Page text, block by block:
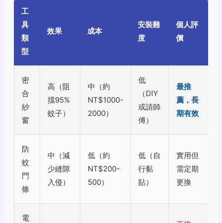
工
具
類
型
效果 成本
安裝難
度
個人評
價
密
合
紗
窗
高（阻
擋95%
蚊子）
中（約
NT$1000-
2000）
低
（DIY
或請師
傅）
最推
薦，長
期有效
防
蚊
門
條
中（減
少縫隙
入侵）
低（約
NT$200-
500）
低（自
行黏
貼）
實用但
需定期
更換
電